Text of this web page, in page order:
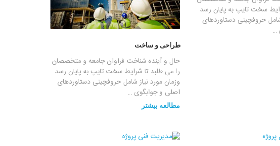
طراحی و ساخت
حال و آینده شناخت فراوان جامعه و متخصصان
را می طلبد تا شرایط سخت تایپ به پایان رسد
وزمان مورد نیاز شامل حروفچینی دستاوردهای
اصلی و جوابگوی …
مطالعه بیشتر
سخت تایپ به پایان رسد
حروفچینی دستاوردهای
…